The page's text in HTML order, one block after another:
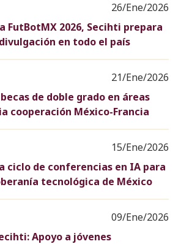
26/Ene/2026
FutBotMX 2026, Secihti prepara
en todo el país
21/Ene/2026
de doble grado en áreas
cooperación México-Francia
15/Ene/2026
ciclo de conferencias en IA para
tecnológica de México
09/Ene/2026
Apoyo a jóvenes